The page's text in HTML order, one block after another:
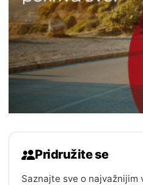
Pridružite se
Saznajte sve o najvažnijim